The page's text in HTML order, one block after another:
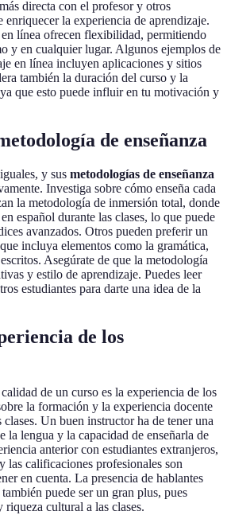
directa con el profesor y otros
enriquecer la experiencia de aprendizaje.
línea ofrecen flexibilidad, permitiendo
y en cualquier lugar. Algunos ejemplos de
en línea incluyen aplicaciones y sitios
también la duración del curso y la
que esto puede influir en tu motivación y
de enseñanza
y sus metodologías de enseñanza
Investiga sobre cómo enseña cada
la metodología de inmersión total, donde
español durante las clases, lo que puede
avanzados. Otros pueden preferir un
incluya elementos como la gramática,
Asegúrate de que la metodología
y estilo de aprendizaje. Puedes leer
estudiantes para darte una idea de la
de los
de un curso es la experiencia de los
la formación y la experiencia docente
Un buen instructor ha de tener una
la lengua y la capacidad de enseñarla de
anterior con estudiantes extranjeros,
las calificaciones profesionales son
en cuenta. La presencia de hablantes
puede ser un gran plus, pues
cultural a las clases.